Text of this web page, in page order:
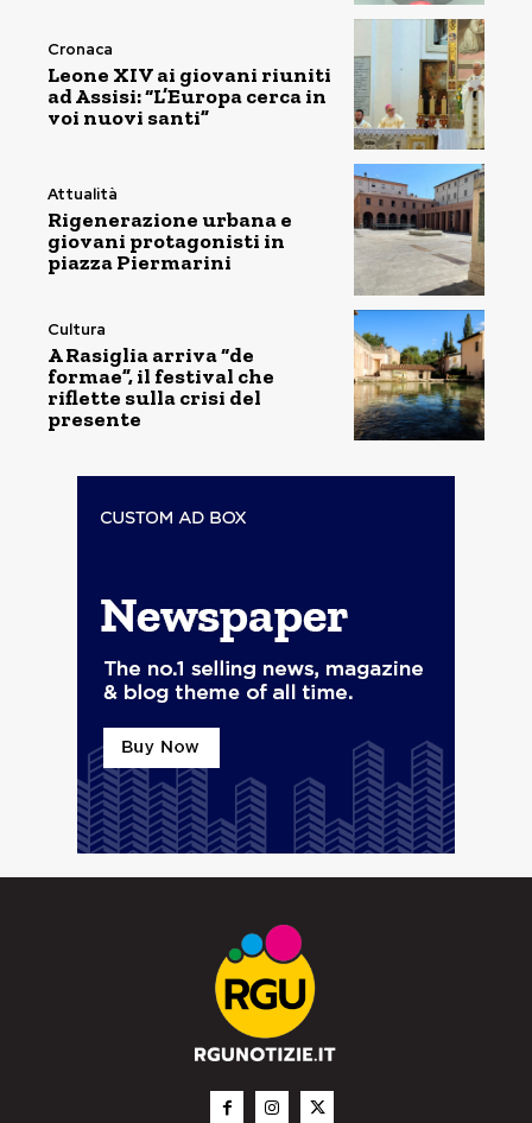
Cronaca
Leone XIV ai giovani riuniti
ad Assisi: “L’Europa cerca in
voi nuovi santi”
Attualità
Rigenerazione urbana e
giovani protagonisti in
piazza Piermarini
Cultura
A Rasiglia arriva “de
formae”, il festival che
riflette sulla crisi del
presente